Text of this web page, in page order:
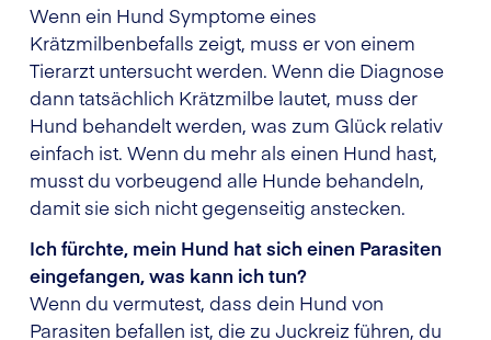
Wenn ein Hund Symptome eines
Krätzmilbenbefalls zeigt, muss er von einem
Tierarzt untersucht werden. Wenn die Diagnose
dann tatsächlich Krätzmilbe lautet, muss der
Hund behandelt werden, was zum Glück relativ
einfach ist. Wenn du mehr als einen Hund hast,
musst du vorbeugend alle Hunde behandeln,
damit sie sich nicht gegenseitig anstecken.
Ich fürchte, mein Hund hat sich einen Parasiten
eingefangen, was kann ich tun?
Wenn du vermutest, dass dein Hund von
Parasiten befallen ist, die zu Juckreiz führen, du